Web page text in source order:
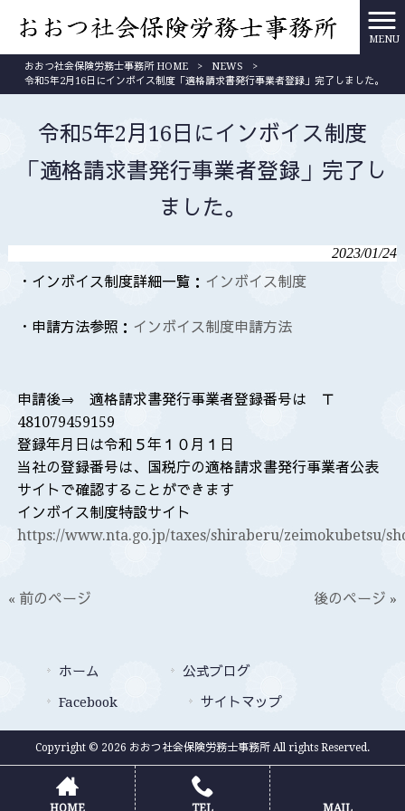
MENU
おおつ社会保険労務士事務所 HOME > NEWS
>
令和5年2月16日にインボイス制度「適格請求書発行事業者登録」完了しました。
令和5年2月16日にインボイス制度
「適格請求書発行事業者登録」完了し
ました。
2023/01/24
・インボイス制度詳細一覧： インボイス制度
・申請方法参照： インボイス制度申請方法
申請後⇒ 適格請求書発行事業者登録番号は Ｔ
481079459159
登録年月日は令和５年１０月１日
当社の登録番号は、国税庁の適格請求書発行事業者公表
サイトで確認することができます
インボイス制度特設サイト
https://www.nta.go.jp/taxes/shiraberu/zeimokubetsu/
« 前のページ 後のページ »
ホーム
公式ブログ
Facebook
サイトマップ
Copyright © 2026 おおつ社会保険労務士事務所 All rights Reserved.
HOME TEL MAIL